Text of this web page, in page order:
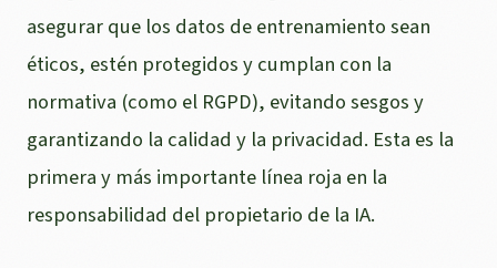
asegurar que los datos de entrenamiento sean
éticos, estén protegidos y cumplan con la
normativa (como el RGPD), evitando sesgos y
garantizando la calidad y la privacidad. Esta es la
primera y más importante línea roja en la
responsabilidad del propietario de la IA.